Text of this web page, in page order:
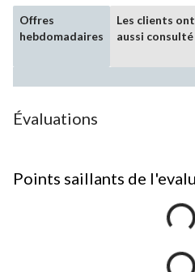
Offres
hebdomadaires
Les clients ont
aussi consulté
Évaluations
Points saillants de